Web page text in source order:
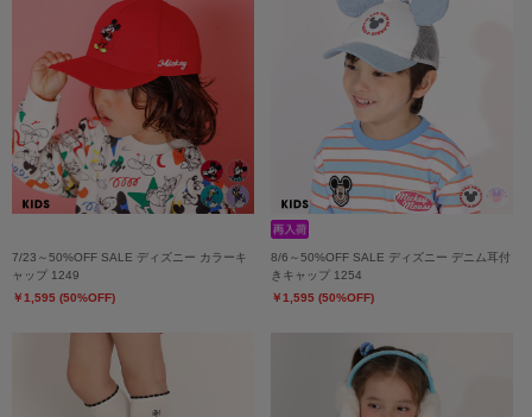
7/23～50%OFF SALE ディズニー カラーキ
ャップ 1249
￥1,595 (50%OFF)
8/6～50%OFF SALE ディズニー デニム耳付
きキャップ 1254
￥1,595 (50%OFF)